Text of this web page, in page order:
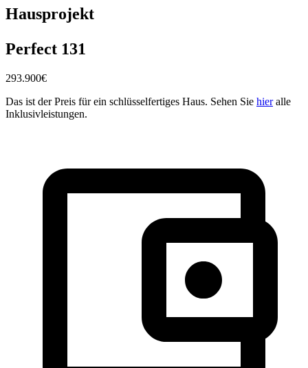
Hausprojekt
Perfect 131
293.900€
Das ist der Preis für ein schlüsselfertiges Haus. Sehen Sie hieralle
Inklusivleistungen.